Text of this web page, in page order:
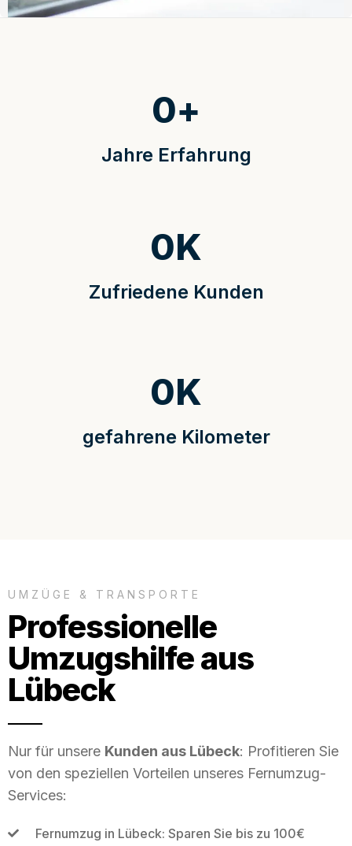
Jahre Erfahrung
0+
Zufriedene Kunden
0K
gefahrene Kilometer
0K
UMZÜGE & TRANSPORTE
Professionelle
Umzugshilfe aus
Lübeck
Nur für unsere Kunden aus Lübeck: Profitieren Sie
von den speziellen Vorteilen unseres Fernumzug-
Services:
Fernumzug in Lübeck: Sparen Sie bis zu 100€